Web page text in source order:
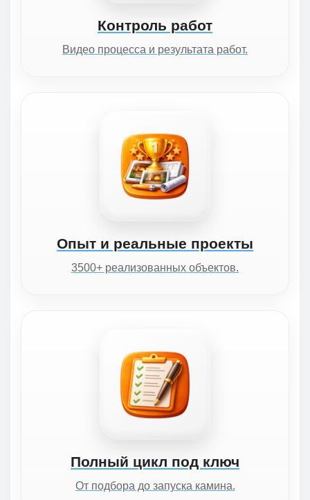
Контроль работ
Видео процесса и результата работ.
Опыт и реальные проекты
3500+ реализованных объектов.
Полный цикл под ключ
От подбора до запуска камина.